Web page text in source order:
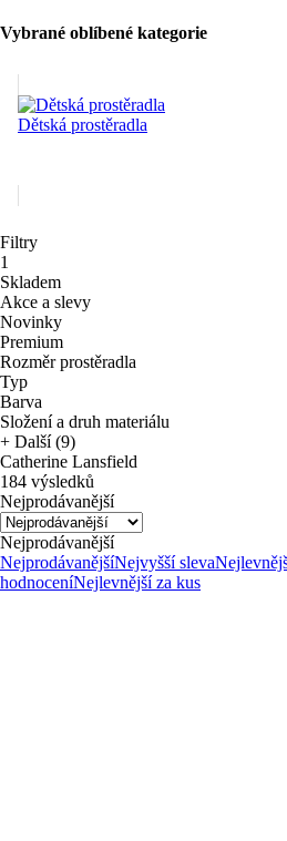
Vybrané oblíbené kategorie
Dětská prostěradla
Filtry
1
Skladem
Akce a slevy
Novinky
Premium
Rozměr prostěradla
Typ
Barva
Složení a druh materiálu
+ Další (9)
Catherine Lansfield
184 výsledků
Nejprodávanější
Nejprodávanější
NejprodávanějšíNejvyšší sleva
hodnoceníNejlevnější za kus